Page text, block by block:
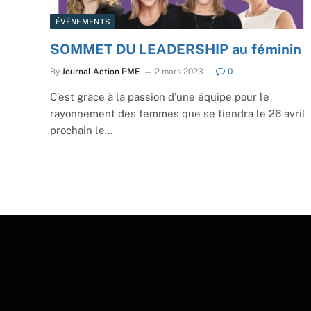
ÉVÉNEMENTS
SOMMET DU LEADERSHIP au féminin
By Journal Action PME 2 mars 2023 0
C’est grâce à la passion d’une équipe pour le
rayonnement des femmes que se tiendra le 26 avril
prochain le…